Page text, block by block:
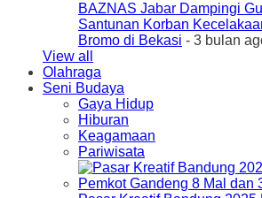
BAZNAS Jabar Dampingi
Santunan Korban
Bromo di Bekasi - 3 bulan
View all
Olahraga
Seni Budaya
Gaya Hidup
Hiburan
Keagamaan
Pariwisata